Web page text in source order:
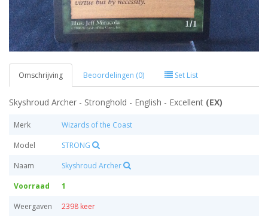
Omschrijving Beoordelingen (0) Set List
Skyshroud Archer - Stronghold - English - Excellent (EX)
Merk
Wizards of the Coast
Model
STRONG
Naam
Skyshroud Archer
Voorraad
1
Weergaven
2398 keer